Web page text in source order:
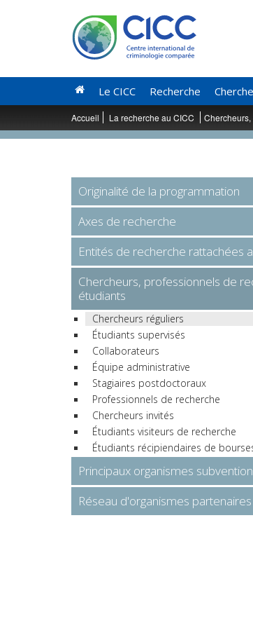
Le CICC Recherche
Accueil La recherche au CICC
Originalité de la programmation
Axes de recherche
Entités de recherche rattachées
Chercheurs, professionnels de
étudiants
Chercheurs réguliers
Étudiants supervisés
Collaborateurs
Équipe administrative
Stagiaires postdoctoraux
Professionnels de recherche
Chercheurs invités
Étudiants visiteurs de recherche
Étudiants récipiendaires de
Principaux organismes
Réseau d'organismes partenaires